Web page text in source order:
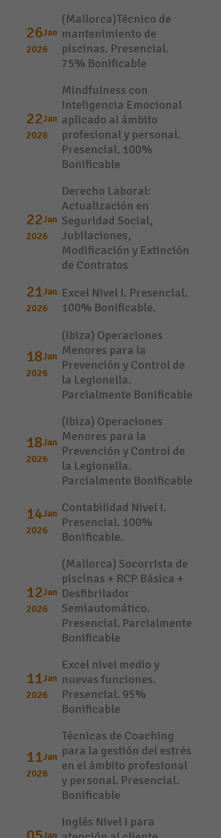
26Jan
2026
(Mallorca)Técnico de
mantenimiento de
piscinas. Presencial.
75% Bonificable
22Jan
2026
Mindfulness con
Inteligencia Emocional
aplicado al ámbito
profesional y personal.
Presencial. 100%
Bonificable
22Jan
2026
Derecho Laboral:
Actualización en
Seguridad Social,
Jubilaciones,
Modificación y Extinción
de Contratos
21Jan
2026
Excel Nivel I. Presencial.
100% Bonificable.
18Jan
2026
(Ibiza) Operaciones
Menores para la
Prevención y Control de
la Legionella.
Parcialmente Bonificable
18Jan
2026
(Ibiza) Operaciones
Menores para la
Prevención y Control de
la Legionella.
Parcialmente Bonificable
14Jan
2026
Contabilidad Nivel I.
Presencial. 100%
Bonificable.
12Jan
2026
(Mallorca) Socorrista de
piscinas + RCP Básica +
Desfibrilador
Semiautomático.
Presencial. Parcialmente
Bonificable
11Jan
2026
Excel nivel medio y
nuevas funciones.
Presencial. 95%
Bonificable
11Jan
2026
Técnicas de Coaching
para la gestión del estrés
en el ámbito profesional
y personal. Presencial.
Bonificable
Jan
Inglés Nivel I para